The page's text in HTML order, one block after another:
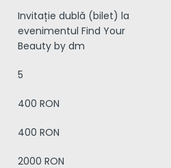
Invitație dublă (bilet) la
evenimentul Find Your
Beauty by dm
5
400 RON
400 RON
2000 RON